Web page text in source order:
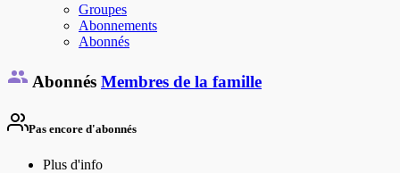
Groupes
Abonnements
Abonnés
Abonnés Membres de la famille
Pas encore d'abonnés
Plus d'info